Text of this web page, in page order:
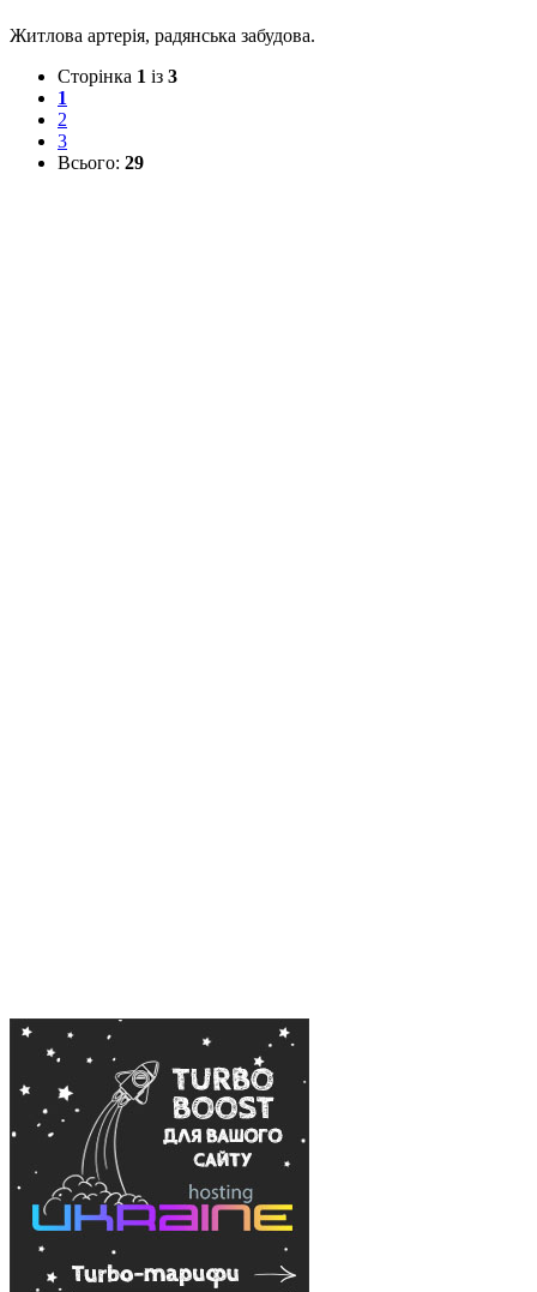
Житлова артерія, радянська забудова.
Сторінка 1 із 3
1
2
3
Всього: 29